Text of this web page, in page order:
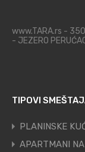
www.TARA.rs -
- JEZERO
TIPOVI
PLANINSKE
APARTMANI